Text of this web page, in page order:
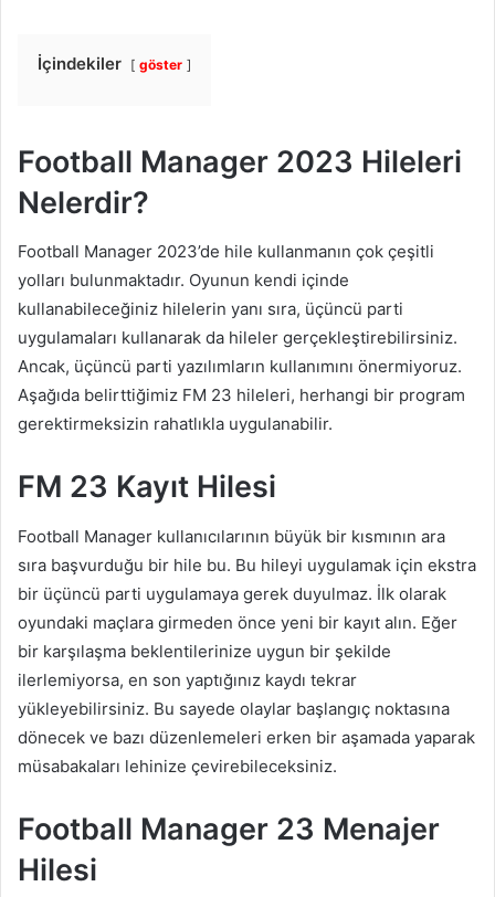
İçindekiler göster
Football Manager 2023 Hileleri
Nelerdir?
Football Manager 2023’de hile kullanmanın çok çeşitli
yolları bulunmaktadır. Oyunun kendi içinde
kullanabileceğiniz hilelerin yanı sıra, üçüncü parti
uygulamaları kullanarak da hileler gerçekleştirebilirsiniz.
Ancak, üçüncü parti yazılımların kullanımını önermiyoruz.
Aşağıda belirttiğimiz FM 23 hileleri, herhangi bir program
gerektirmeksizin rahatlıkla uygulanabilir.
FM 23 Kayıt Hilesi
Football Manager kullanıcılarının büyük bir kısmının ara
sıra başvurduğu bir hile bu. Bu hileyi uygulamak için ekstra
bir üçüncü parti uygulamaya gerek duyulmaz. İlk olarak
oyundaki maçlara girmeden önce yeni bir kayıt alın. Eğer
bir karşılaşma beklentilerinize uygun bir şekilde
ilerlemiyorsa, en son yaptığınız kaydı tekrar
yükleyebilirsiniz. Bu sayede olaylar başlangıç noktasına
dönecek ve bazı düzenlemeleri erken bir aşamada yaparak
müsabakaları lehinize çevirebileceksiniz.
Football Manager 23 Menajer
Hilesi